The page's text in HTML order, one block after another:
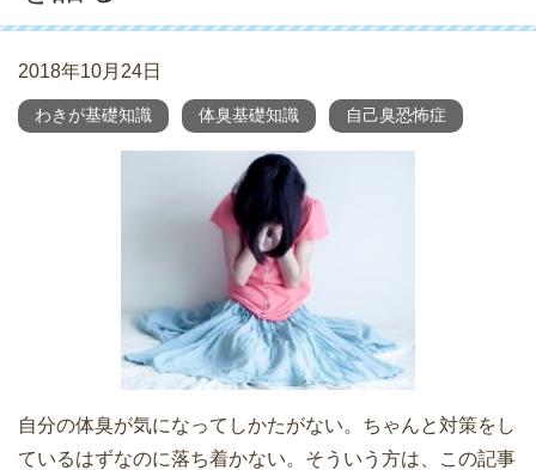
2018年10月24日
わきが基礎知識 体臭基礎知識 自己臭恐怖症
自分の体臭が気になってしかたがない。ちゃんと対策をし
ているはずなのに落ち着かない。そういう方は、この記事